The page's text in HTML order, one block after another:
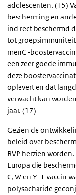
adolescenten. (15)
bescherming en
indirect beschermd
tot
menC -
een zeer goede
deze
oplevert en dat
verwacht kan
jaar. (17)
Gezien de
beleid over
RVP herzien
Europa die
C, W en Y; 1 vaccin
polysacharide